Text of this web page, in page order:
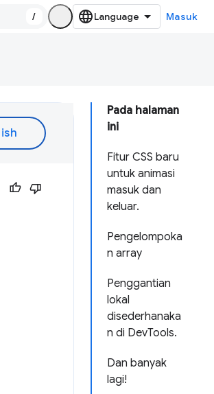
/ Masuk
Pada halaman
ini
Fitur CSS baru
untuk animasi
masuk dan
keluar.
Pengelompoka
n array
Penggantian
lokal
disederhanaka
n di DevTools.
Dan banyak
lagi!